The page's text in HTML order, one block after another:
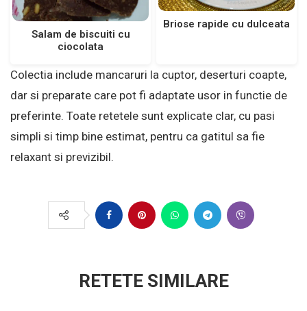
Salam de biscuiti cu
ciocolata
Briose rapide cu dulceata
Colectia include mancaruri la cuptor, deserturi coapte,
dar si preparate care pot fi adaptate usor in functie de
preferinte. Toate retetele sunt explicate clar, cu pasi
simpli si timp bine estimat, pentru ca gatitul sa fie
relaxant si previzibil.
RETETE SIMILARE